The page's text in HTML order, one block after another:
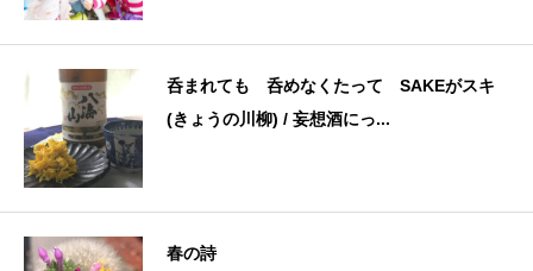
呑まれても 呑めなくたって SAKEがスキ
(きょうの川柳) / 妄想酒にっ...
春の詩